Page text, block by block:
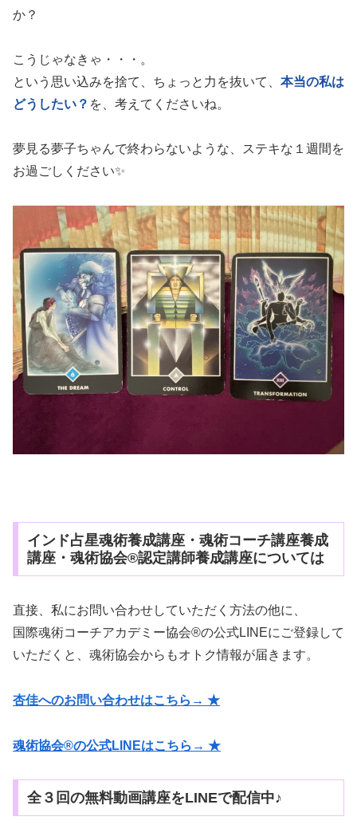
か？
こうじゃなきゃ・・・。
という思い込みを捨て、ちょっと力を抜いて、 本当の私は
どうしたい？ を、考えてくださいね。
夢見る夢子ちゃんで終わらないような、ステキな１週間を
お過ごしください✨
インド占星魂術養成講座・魂術コーチ講座養成
講座・魂術協会®認定講師養成講座については
直接、私にお問い合わせしていただく方法の他に、
国際魂術コーチアカデミー協会®の公式LINEにご登録して
いただくと、魂術協会からもオトク情報が届きます。
杏佳へのお問い合わせはこちら→ ★
魂術協会®の公式LINEはこちら→ ★
全３回の無料動画講座をLINEで配信中♪